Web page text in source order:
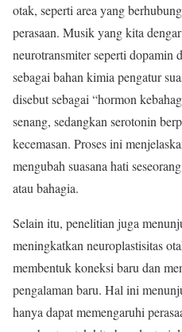
otak, seperti area yang
perasaan. Musik yang kita
neurotransmiter seperti dopamin
sebagai bahan kimia pengatur
disebut sebagai “hormon
senang, sedangkan serotonin
kecemasan. Proses ini
mengubah suasana hati
atau bahagia.
Selain itu, penelitian juga
meningkatkan neuroplastisitas
membentuk koneksi baru dan
pengalaman baru. Hal ini
hanya dapat memengaruhi